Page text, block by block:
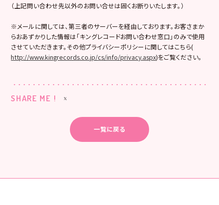
（上記問い合わせ先以外のお問い合せは固くお断りいたします。）
※メールに関しては、第三者のサーバーを経由しております。お客さまか
らおあずかりした情報は「キングレコードお問い合わせ窓口」のみで使用
させていただきます。その他プライバシーポリシーに関してはこちら(
http://www.kingrecords.co.jp/cs/info/privacy.aspx)をご覧ください。
SHARE ME !
一覧に戻る